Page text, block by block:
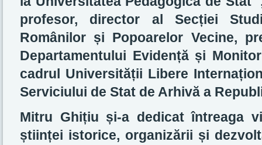
profesor, director al Secției
Românilor și Popoarelor Vecine,
Departamentului Evidență și
cadrul Universității Libere
Serviciului de Stat de Arhivă a
Mitru Ghițiu și-a dedicat întreaga
științei istorice, organizării și